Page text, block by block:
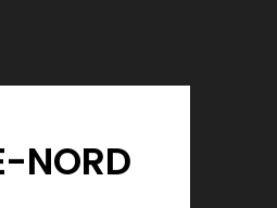
NORD